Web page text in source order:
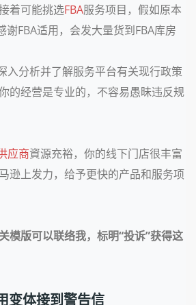
着可能挑选FBA服务项目，假如原本
谢FBA适用，会发大量货到FBA库房
入分析并了解服务平台有关现行政策
的经营是专业的，不容易愚昧违反规
应商資源充裕，你的线下门店很丰富
逊上发力，给予更快的产品和服务项
模版可以联络我，标明“投诉”获得这
变体接到警告信